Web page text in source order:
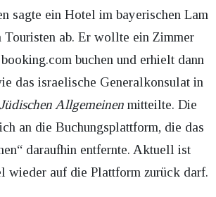
sagte ein Hotel im bayerischen Lam
Touristen ab. Er wollte ein Zimmer
buchen und erhielt dann
das israelische Generalkonsulat in
Jüdischen Allgemeinen mitteilte. Die
an die Buchungsplattform, die das
daraufhin entfernte. Aktuell ist
wieder auf die Plattform zurück darf.